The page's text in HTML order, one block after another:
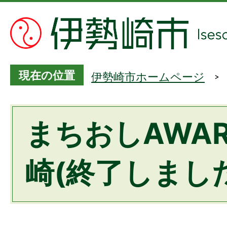
現在の位置 伊勢崎市ホームページ
まちおし
崎(終了しまし